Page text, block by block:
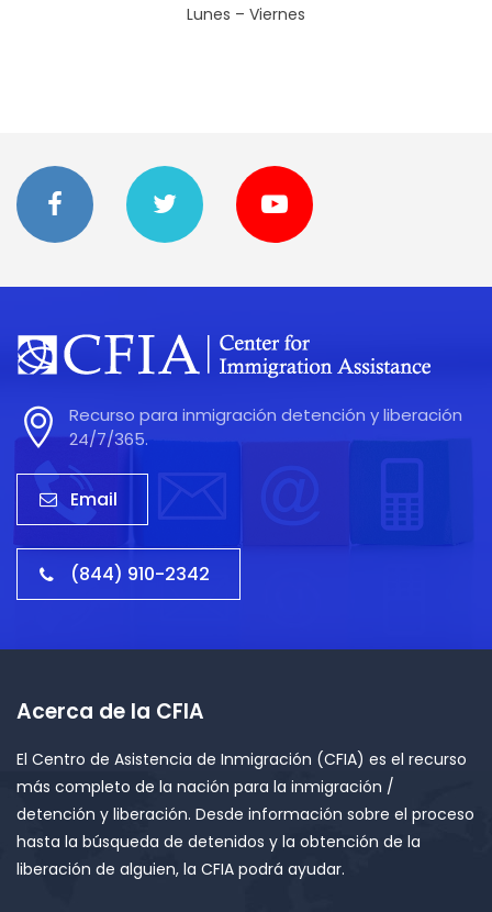
Lunes – Viernes
Recurso para inmigración detención y liberación
24/7/365.
Email
(844) 910-2342
Acerca de la CFIA
El Centro de Asistencia de Inmigración (CFIA) es el recurso
más completo de la nación para la inmigración /
detención y liberación. Desde información sobre el proceso
hasta la búsqueda de detenidos y la obtención de la
liberación de alguien, la CFIA podrá ayudar.